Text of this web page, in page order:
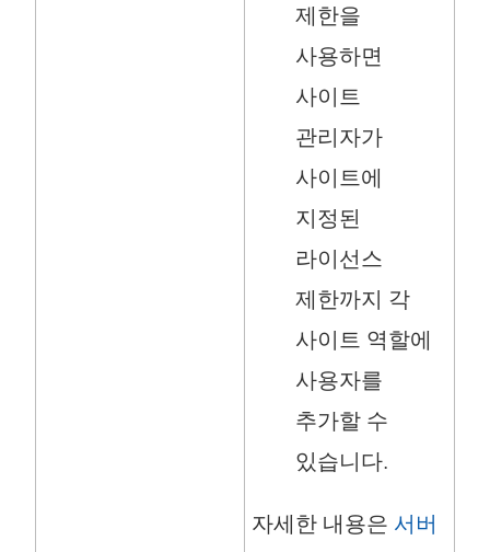
제한을
사용하면
사이트
관리자가
사이트에
지정된
라이선스
제한까지 각
사이트 역할에
사용자를
추가할 수
있습니다.
자세한 내용은 서버